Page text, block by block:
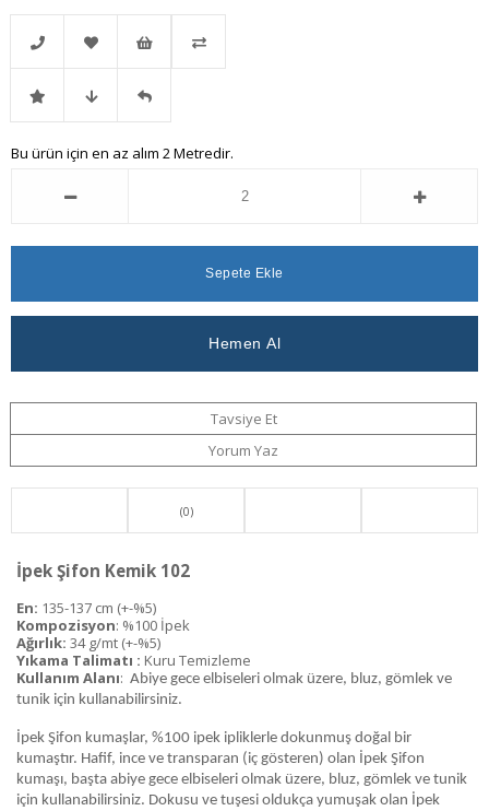
Telefonla
Sipariş
Favorilere
Ekle
İstek
Listeme
İndirimli Fiyat
Ver
Gelince
Bu ürün için en az alım 2 Metredir.
Tavsiye Et
Yorum Yaz
(0)
İpek Şifon Kemik 102
En: 135-137 cm (+-%5)
Kompozisyon: %100 İpek
Ağırlık: 34 g/mt (+-%5)
Yıkama Talimatı : Kuru Temizleme
Kullanım Alanı: Abiye gece elbiseleri olmak üzere, bluz, gömlek ve
tunik için kullanabilirsiniz.
İpek Şifon kumaşlar, %100 ipek ipliklerle dokunmuş doğal bir
kumaştır. Hafif, ince ve transparan (iç gösteren) olan İpek Şifon
kumaşı, başta abiye gece elbiseleri olmak üzere, bluz, gömlek ve tunik
için kullanabilirsiniz. Dokusu ve tuşesi oldukça yumuşak olan İpek